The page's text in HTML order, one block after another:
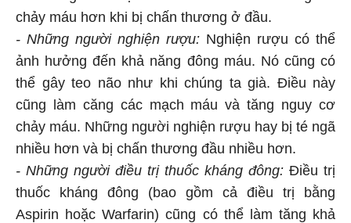
chảy máu hơn khi bị chấn thương ở đầu.
- Những người nghiện rượu: Nghiện rượu có thể
ảnh hưởng đến khả năng đông máu. Nó cũng có
thể gây teo não như khi chúng ta già. Điều này
cũng làm căng các mạch máu và tăng nguy cơ
chảy máu. Những người nghiện rượu hay bị té ngã
nhiều hơn và bị chấn thương đầu nhiều hơn.
- Những người điều trị thuốc kháng đông: Điều trị
thuốc kháng đông (bao gồm cả điều trị bằng
Aspirin hoặc Warfarin) cũng có thể làm tăng khả